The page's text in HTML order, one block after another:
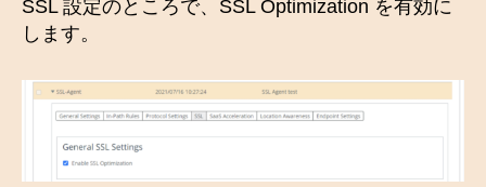
SSL 設定のところで、SSL Optimization を有効に
します。